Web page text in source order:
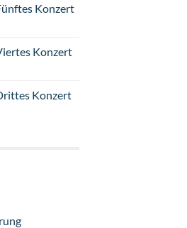
Konzert
Konzert
Konzert